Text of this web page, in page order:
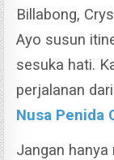
Billabong,
Ayo susun
sesuka hati.
perjalanan
Nusa Penida
Jangan